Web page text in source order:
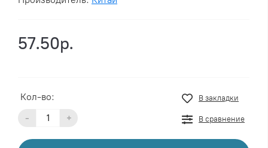
57.50р.
Кол-во:
- +
В закладки
В сравнение